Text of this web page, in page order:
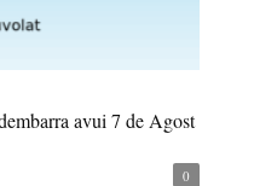
avui 7 de Agost
0